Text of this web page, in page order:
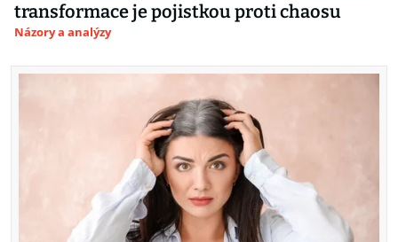
transformace je pojistkou proti chaosu
Názory a analýzy